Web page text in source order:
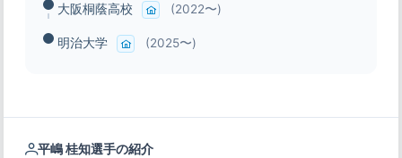
大阪桐蔭高校 (2022〜)
明治大学 (2025〜)
平嶋 桂知選手の紹介